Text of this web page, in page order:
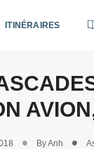
ITINÉRAIRES
ByAnh